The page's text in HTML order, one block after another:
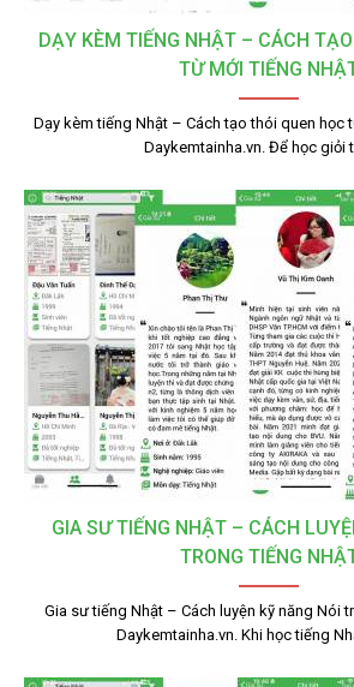
DẠY KÈM TIẾNG NHẬT – CÁCH
TỪ MỚI TIẾNG
Dạy kèm tiếng Nhật – Cách tạo thói quen học
Daykemtainha.vn. Để học giỏi
GIA SƯ TIẾNG NHẬT – CÁCH
TRONG TIẾNG
Gia sư tiếng Nhật – Cách luyện kỹ năng Nói
Daykemtainha.vn. Khi học tiếng